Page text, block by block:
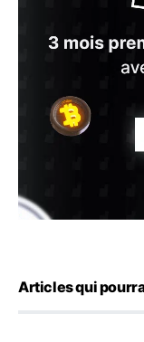
Articles qui